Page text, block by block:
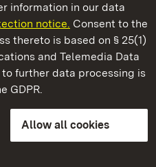
information in our data
notice. Consent to the
thereto is based on § 25(1)
and Telemedia Data
further data processing is
GDPR.
Allow all cookies
Baden-Wuerttemberg